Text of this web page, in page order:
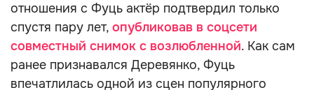
отношения с Фуць актёр подтвердил только
спустя пару лет, опубликовав в соцсети
совместный снимок с возлюбленной. Как сам
ранее признавался Деревянко, Фуць
впечатлилась одной из сцен популярного